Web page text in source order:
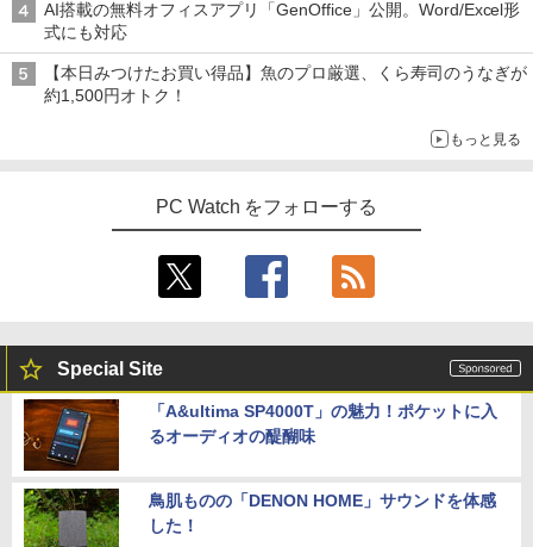
SSD512GB 初期設定済 ホワイト ブラッ
￥69,800
￥124,800
￥148,700
ワーク ミニPC対応 EVICIV
￥11,999
Acer 27インチ フルHD 144Hz 1ms(VR
ト低減 HDMI 1.4 DisplayPort v1.2 スピ
ーカー・ヘッドホン端子 Acer Display
応 Nitro ゲーミングモニター QG271P6b
5
5年間フル保証ディスプレイ 243B9/11 [2
3.8型ワイド液晶ディスプレイ 5年フル保
￥16,980
る、楽々領地開拓スローライフ〜（8）
￥792
￥792
AI搭載の無料オフィスアプリ「GenOffice」公開。Word/Excel形
式にも対応
【本日みつけたお買い得品】魚のプロ厳選、くら寿司のうなぎが
約1,500円オトク！
もっと見る
PC Watch をフォローする
Special Site
「A&ultima SP4000T」の魅力！ポケットに入
るオーディオの醍醐味
鳥肌ものの「DENON HOME」サウンドを体感
した！